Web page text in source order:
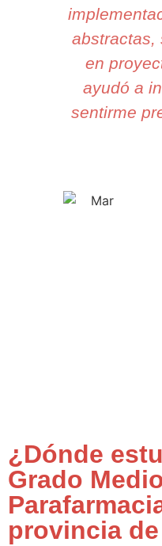
abstractas,
en
ayudó a
sentirme
¿Dónde
Grado
provincia